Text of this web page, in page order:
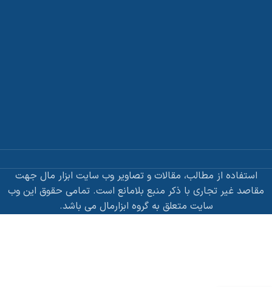
استفاده از مطالب، مقالات و تصاویر وب سایت ابزار مال جهت
مقاصد غیر تجاری با ذکر منبع بلامانع است. تمامی حقوق این وب
سایت متعلق به گروه ابزارمال می باشد.